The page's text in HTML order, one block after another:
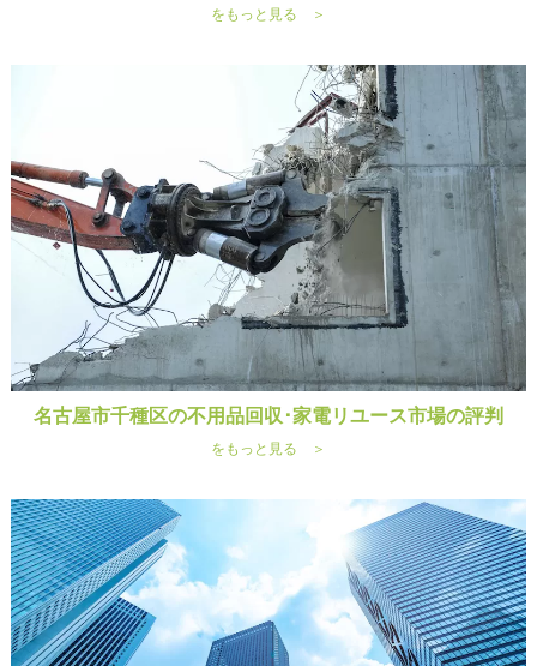
をもっと見る ＞
名古屋市千種区の不用品回収･家電リユース市場の評判
をもっと見る ＞